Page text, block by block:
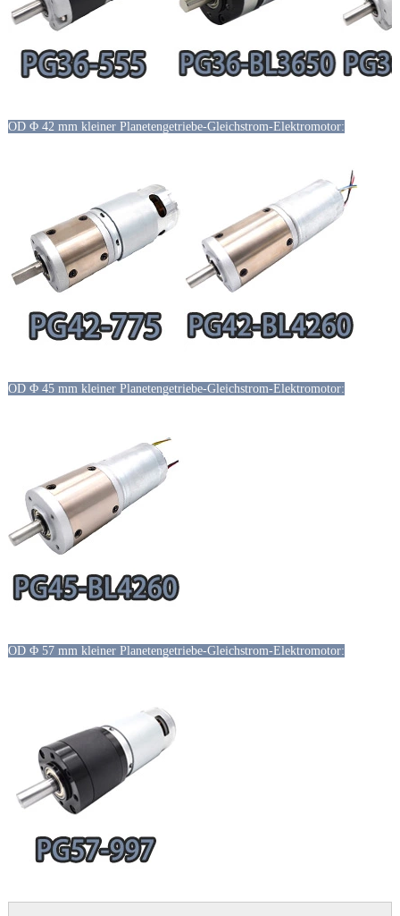
OD Φ 42 mm kleiner Planetengetriebe-Gleichstrom-Elektromotor:
OD Φ 45 mm kleiner Planetengetriebe-Gleichstrom-Elektromotor:
OD Φ 57 mm kleiner Planetengetriebe-Gleichstrom-Elektromotor: